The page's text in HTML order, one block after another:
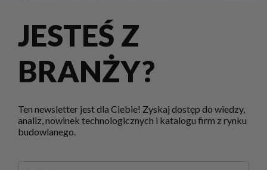
JESTEŚ Z
BRANŻY?
Ten newsletter jest dla Ciebie! Zyskaj dostęp do wiedzy,
analiz, nowinek technologicznych i katalogu firm z rynku
budowlanego.